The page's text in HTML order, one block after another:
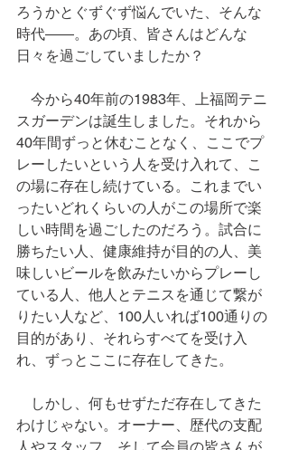
ろうかとぐずぐず悩んでいた、そんな
時代――。あの頃、皆さんはどんな
日々を過ごしていましたか？
今から40年前の1983年、上福岡テニ
スガーデンは誕生しました。それから
40年間ずっと休むことなく、ここでプ
レーしたいという人を受け入れて、こ
の場に存在し続けている。これまでい
ったいどれくらいの人がこの場所で楽
しい時間を過ごしたのだろう。試合に
勝ちたい人、健康維持が目的の人、美
味しいビールを飲みたいからプレーし
ている人、他人とテニスを通じて繋が
りたい人など、100人いれば100通りの
目的があり、それらすべてを受け入
れ、ずっとここに存在してきた。
しかし、何もせずただ存在してきた
わけじゃない。オーナー、歴代の支配